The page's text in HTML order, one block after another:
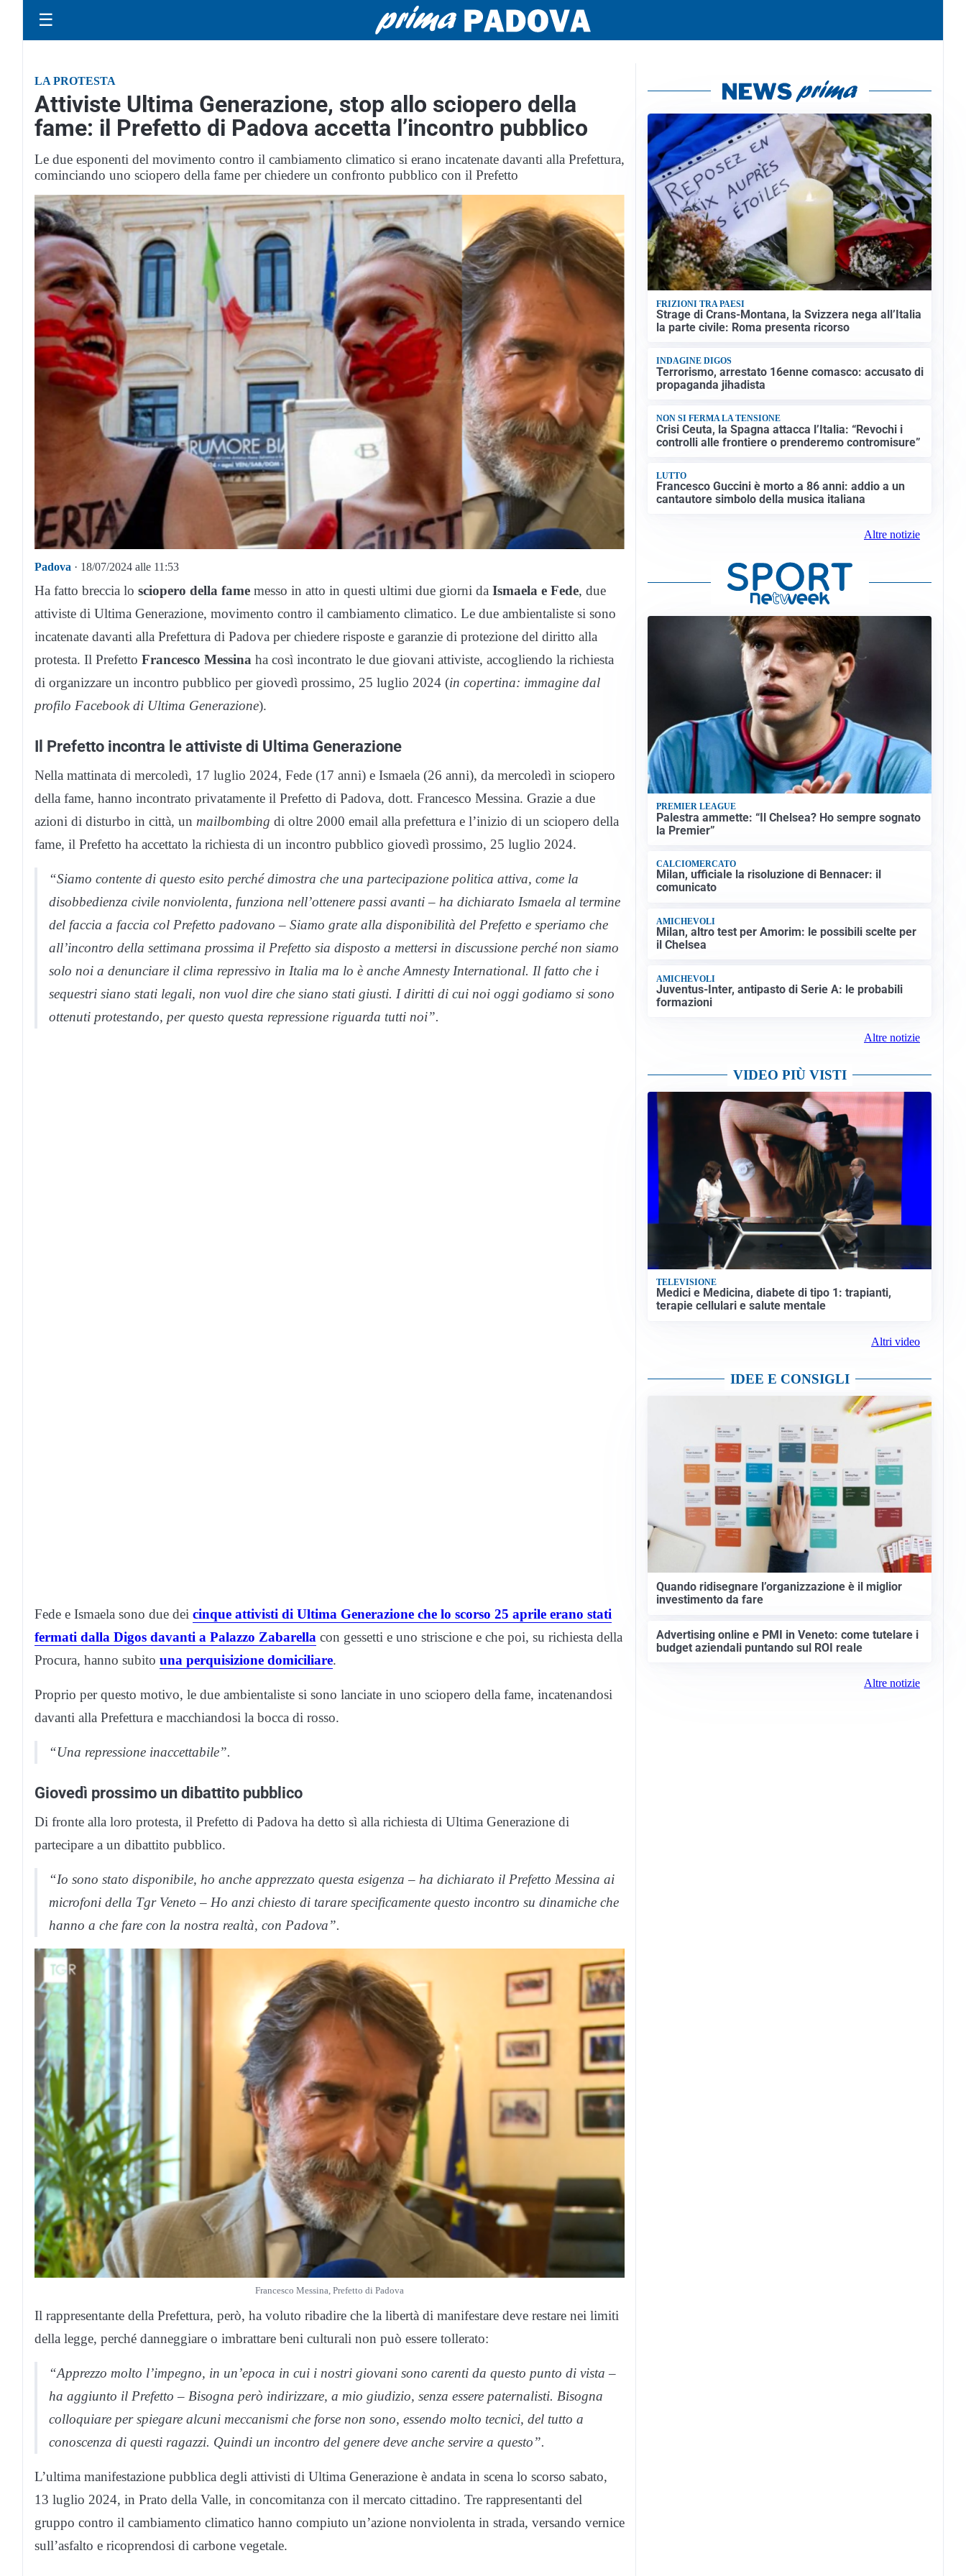
☰
LA PROTESTA
Attiviste Ultima Generazione, stop allo sciopero della
fame: il Prefetto di Padova accetta l’incontro pubblico
Le due esponenti del movimento contro il cambiamento climatico si erano incatenate davanti alla Prefettura,
cominciando uno sciopero della fame per chiedere un confronto pubblico con il Prefetto
Padova · 18/07/2024 alle 11:53
Ha fatto breccia lo sciopero della fame messo in atto in questi ultimi due giorni da Ismaela e Fede, due
attiviste di Ultima Generazione, movimento contro il cambiamento climatico. Le due ambientaliste si sono
incatenate davanti alla Prefettura di Padova per chiedere risposte e garanzie di protezione del diritto alla
protesta. Il Prefetto Francesco Messina ha così incontrato le due giovani attiviste, accogliendo la richiesta
di organizzare un incontro pubblico per giovedì prossimo, 25 luglio 2024 (in copertina: immagine dal
profilo Facebook di Ultima Generazione).
Il Prefetto incontra le attiviste di Ultima Generazione
Nella mattinata di mercoledì, 17 luglio 2024, Fede (17 anni) e Ismaela (26 anni), da mercoledì in sciopero
della fame, hanno incontrato privatamente il Prefetto di Padova, dott. Francesco Messina. Grazie a due
azioni di disturbo in città, un mailbombing di oltre 2000 email alla prefettura e l’inizio di un sciopero della
fame, il Prefetto ha accettato la richiesta di un incontro pubblico giovedì prossimo, 25 luglio 2024.
“Siamo contente di questo esito perché dimostra che una partecipazione politica attiva, come la
disobbedienza civile nonviolenta, funziona nell’ottenere passi avanti – ha dichiarato Ismaela al termine
del faccia a faccia col Prefetto padovano – Siamo grate alla disponibilità del Prefetto e speriamo che
all’incontro della settimana prossima il Prefetto sia disposto a mettersi in discussione perché non siamo
solo noi a denunciare il clima repressivo in Italia ma lo è anche Amnesty International. Il fatto che i
sequestri siano stati legali, non vuol dire che siano stati giusti. I diritti di cui noi oggi godiamo si sono
ottenuti protestando, per questo questa repressione riguarda tutti noi”.
Fede e Ismaela sono due dei cinque attivisti di Ultima Generazione che lo scorso 25 aprile erano stati
fermati dalla Digos davanti a Palazzo Zabarella con gessetti e uno striscione e che poi, su richiesta della
Procura, hanno subito una perquisizione domiciliare.
Proprio per questo motivo, le due ambientaliste si sono lanciate in uno sciopero della fame, incatenandosi
davanti alla Prefettura e macchiandosi la bocca di rosso.
“Una repressione inaccettabile”.
Giovedì prossimo un dibattito pubblico
Di fronte alla loro protesta, il Prefetto di Padova ha detto sì alla richiesta di Ultima Generazione di
partecipare a un dibattito pubblico.
“Io sono stato disponibile, ho anche apprezzato questa esigenza – ha dichiarato il Prefetto Messina ai
microfoni della Tgr Veneto – Ho anzi chiesto di tarare specificamente questo incontro su dinamiche che
hanno a che fare con la nostra realtà, con Padova”.
Francesco Messina, Prefetto di Padova
Il rappresentante della Prefettura, però, ha voluto ribadire che la libertà di manifestare deve restare nei limiti
della legge, perché danneggiare o imbrattare beni culturali non può essere tollerato:
“Apprezzo molto l’impegno, in un’epoca in cui i nostri giovani sono carenti da questo punto di vista –
ha aggiunto il Prefetto – Bisogna però indirizzare, a mio giudizio, senza essere paternalisti. Bisogna
colloquiare per spiegare alcuni meccanismi che forse non sono, essendo molto tecnici, del tutto a
conoscenza di questi ragazzi. Quindi un incontro del genere deve anche servire a questo”.
L’ultima manifestazione pubblica degli attivisti di Ultima Generazione è andata in scena lo scorso sabato,
13 luglio 2024, in Prato della Valle, in concomitanza con il mercato cittadino. Tre rappresentanti del
gruppo contro il cambiamento climatico hanno compiuto un’azione nonviolenta in strada, versando vernice
sull’asfalto e ricoprendosi di carbone vegetale.
FRIZIONI TRA PAESI
Strage di Crans-Montana, la Svizzera nega all’Italia
la parte civile: Roma presenta ricorso
INDAGINE DIGOS
Terrorismo, arrestato 16enne comasco: accusato di
propaganda jihadista
NON SI FERMA LA TENSIONE
Crisi Ceuta, la Spagna attacca l’Italia: “Revochi i
controlli alle frontiere o prenderemo contromisure”
LUTTO
Francesco Guccini è morto a 86 anni: addio a un
cantautore simbolo della musica italiana
Altre notizie
PREMIER LEAGUE
Palestra ammette: “Il Chelsea? Ho sempre sognato
la Premier”
CALCIOMERCATO
Milan, ufficiale la risoluzione di Bennacer: il
comunicato
AMICHEVOLI
Milan, altro test per Amorim: le possibili scelte per
il Chelsea
AMICHEVOLI
Juventus-Inter, antipasto di Serie A: le probabili
formazioni
Altre notizie
VIDEO PIÙ VISTI
TELEVISIONE
Medici e Medicina, diabete di tipo 1: trapianti,
terapie cellulari e salute mentale
Altri video
IDEE E CONSIGLI
Quando ridisegnare l’organizzazione è il miglior
investimento da fare
Advertising online e PMI in Veneto: come tutelare i
budget aziendali puntando sul ROI reale
Altre notizie